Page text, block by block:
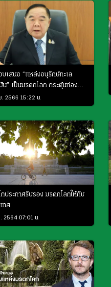
บเสนอ “แหล่งอนุรักษ์ทะเล
น” เป็นมรดกโลก กระตุ้นท่อง
ศรษฐกิจ
. 2566 15:22 น.
กประกาศรับรอง มรดกโลกให้กับ
ทศ
2564 07:01 น.